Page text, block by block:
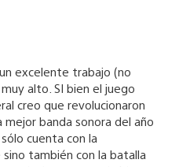
excelente trabajo (no
alto. SI bien el juego
creo que revolucionaron
mejor banda sonora del año
cuenta con la
también con la batalla